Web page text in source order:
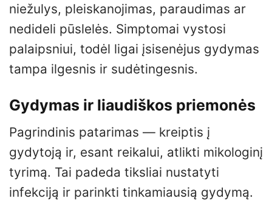
niežulys, pleiskanojimas, paraudimas ar
nedideli pūslelės. Simptomai vystosi
palaipsniui, todėl ligai įsisenėjus gydymas
tampa ilgesnis ir sudėtingesnis.
Gydymas ir liaudiškos priemonės
Pagrindinis patarimas — kreiptis į
gydytoją ir, esant reikalui, atlikti mikologinį
tyrimą. Tai padeda tiksliai nustatyti
infekciją ir parinkti tinkamiausią gydymą.